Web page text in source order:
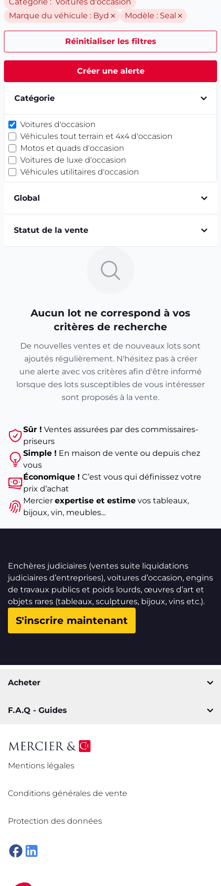
Marque du véhicule : Byd Modèle : Seal
Réinitialiser les filtres
Créer une alerte
Catégorie
Voitures d'occasion
Véhicules tout terrain et 4x4 d'occasion
Motos et quads d'occasion
Voitures de luxe d'occasion
Véhicules utilitaires d'occasion
Global
Statut de la vente
Aucun lot ne correspond à vos
critères de recherche
De nouvelles ventes et de nouveaux lots sont
ajoutés régulièrement. N'hésitez pas à créer
une alerte avec vos critères afin d'être informé
lorsque des lots susceptibles de vous intéresser
sont proposés à la vente.
Sûr ! Ventes assurées par des commissaires-
priseurs
Simple ! En maison de vente ou depuis chez
vous
Économique ! C’est vous qui définissez votre
prix d’achat
Mercier expertise et estimevos tableaux,
bijoux, vin, meubles...
Enchères judiciaires (ventes suite liquidations
judiciaires d’entreprises), voitures d’occasion, engins
de travaux publics et poids lourds, œuvres d’art et
objets rares (tableaux, sculptures, bijoux, vins etc.).
S'inscrire maintenant
Acheter
F.A.Q - Guides
Mentions légales
Conditions générales de vente
Protection des données